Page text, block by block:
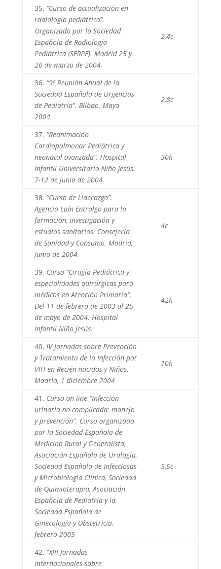
35. “Curso de actualización en
radiología pediátrica”.
Organizado por la Sociedad
Española de Radiología
Pediátrica (SERPE). Madrid 25 y
26 de marzo de 2004.
2,4c
36. “9ª Reunión Anual de la
Sociedad Española de Urgencias
de Pediatría”. Bilbao. Mayo
2004.
2,8c
37. “Reanimación
Cardiopulmonar Pediátrica y
neonatal avanzada”. Hospital
Infantil Universitario Niño Jesús.
7-12 de junio de 2004.
30h
38. “Curso de Liderazgo”.
Agencia Laín Entralgo para la
formación, investigación y
estudios sanitarios. Consejería
de Sanidad y Consumo. Madrid,
junio de 2004.
4c
39. Curso “Cirugía Pediátrica y
especialidades quirúrgicas para
médicos en Atención Primaria”.
Del 11 de febrero de 2003 al 25
de mayo de 2004. Hospital
Infantil Niño Jesús.
42h
40. IV Jornadas sobre Prevención
y Tratamiento de la Infección por
VIH en Recién nacidos y Niños.
Madrid, 1 diciembre 2004
10h
41. Curso on line “Infección
urinaria no complicada: manejo
y prevención”. Curso organizado
por la Sociedad Española de
Medicina Rural y Generalista,
Asociación Española de Urología,
Sociedad Española de Infecciosas
y Microbiología Clínica, Sociedad
de Quimioterapia, Asociación
Española de Pediatría y la
Sociedad Española de
Ginecología y Obstetricia,
febrero 2005
5,5c
42. “XIII Jornadas
Internacionales sobre